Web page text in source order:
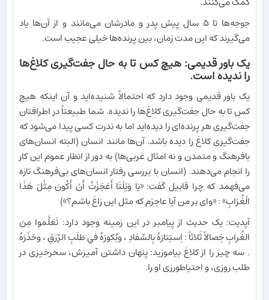
جوجه‌ها تا ۵ سال پیش پدر و مادرشان می‌مانند و از آن‌ها یاد
می‌گیرند که این مدت زمان، بین پرنده‌ها خیلی عجیب است.
یک باور قدیمی: هیچ کس تا به حال جفت‌گیری کلاغ‌ها
را ندیده است.
یک باور قدیمی وجود دارد که احتمالاً شنیده‌اید و آن اینکه هیچ
کس تا به حال جفت‌گیری کلاغ‌ها را ندیده. شما طبیعتاً در اطرافتان
جفت‌گیری هر پرنده‌ای را دیده‌اید اما به ندرت کسی پیدا می‌شود که
جفت‌گیری کلاغ را دیده باشد. آن‌ها مانند انسان (البته انسان‌های
بافرهنگ و متمدن و نه امثال غربی‌ها) به دور از انظار عموم این کار
را انجام می‌دهند. (انسان با بررسی رفتار انسان‌های بی‌فرهنگ تازه
می‌فهمد که چرا قابیل گفت: «يَا وَيْلَتَا أَعَجَزْتُ أَنْ أَكُونَ مِثْلَ هَذَا
الْغُرَابِ» : «واى بر من آيا عاجزم كه مثل اين زاغ باشم؟»)
آپدیت: یک حدیث از پیامبر در این زمینه وجود دارد: تَعَلَّموا مِنَ
الغُرابِ خِصالاً ثَلاثاً : اِستِتارَهُ بِالسِّفادِ ، وبُكورَهُ في طَلَبِ الرِّزقِ ، وحَذَرَهُ
. سه چيز را از كلاغ بياموزيد: پنهان داشتن آميزش، سحرخيزى در
طلب روزى، و احتياط‏ورزى او را.